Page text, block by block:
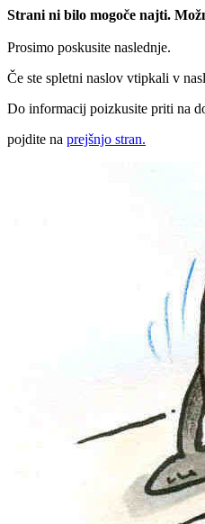
Strani ni bilo mogoče najti.
Prosimo poskusite naslednje.
Če ste spletni naslov vtipkali v
Do informacij poizkusite priti na
pojdite na prejšnjo stran.